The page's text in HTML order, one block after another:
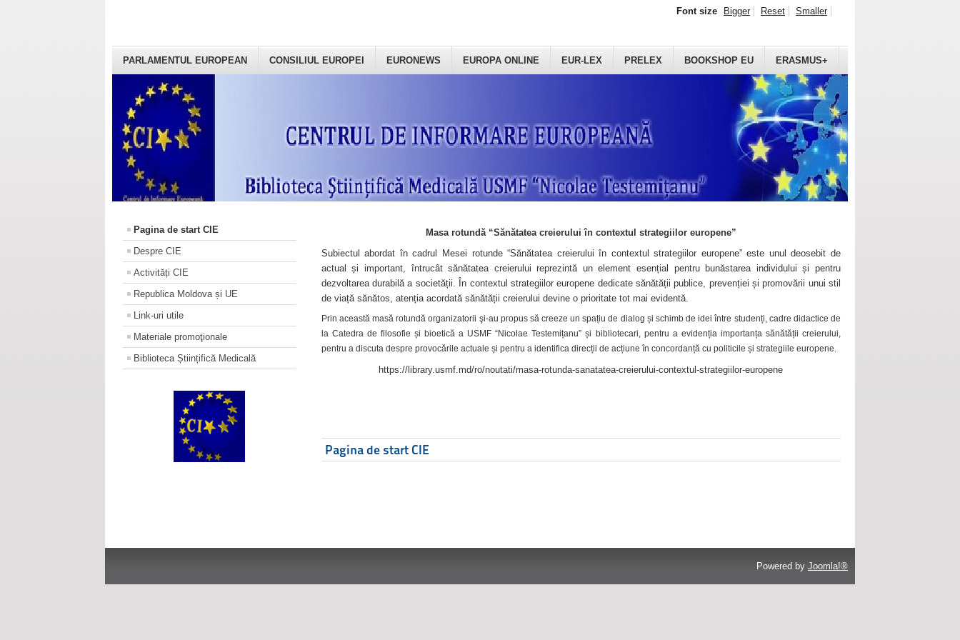
PARLAMENTUL EUROPEAN CONSILIUL EUROPEI EURONEWS EUROPA ONLINE EUR-LEX PRELEX BOOKSHOP EU ERASMUS+
Font size Bigger Reset Smaller
Pagina de start CIE
Despre CIE
Activități CIE
Republica Moldova și UE
Link-uri utile
Materiale promoţionale
Biblioteca Științifică Medicală
Masa rotundă “Sănătatea creierului în contextul strategiilor europene”
Subiectul abordat în cadrul Mesei rotunde “Sănătatea creierului în contextul strategiilor europene” este unul deosebit de
actual și important, întrucât sănătatea creierului reprezintă un element esențial pentru bunăstarea individului și pentru
dezvoltarea durabilă a societății. În contextul strategiilor europene dedicate sănătății publice, prevenției și promovării unui stil
de viață sănătos, atenția acordată sănătății creierului devine o prioritate tot mai evidentă.
Prin această masă rotundă organizatorii şi-au propus să creeze un spațiu de dialog și schimb de idei între studenți, cadre didactice de
la Catedra de filosofie și bioetică a USMF “Nicolae Testemițanu” și bibliotecari, pentru a evidenția importanța sănătății creierului,
pentru a discuta despre provocările actuale și pentru a identifica direcții de acțiune în concordanță cu politicile și strategiile europene.
https://library.usmf.md/ro/noutati/masa-rotunda-sanatatea-creierului-contextul-strategiilor-europene
Pagina de start CIE
Powered by Joomla!®